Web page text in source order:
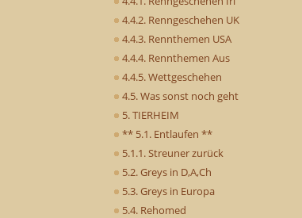
4.4.2. Renngeschehen UK
4.4.3. Rennthemen USA
4.4.4. Rennthemen Aus
4.4.5. Wettgeschehen
4.5. Was sonst noch geht
5. TIERHEIM
** 5.1. Entlaufen **
5.1.1. Streuner zurück
5.2. Greys in D,A,Ch
5.3. Greys in Europa
5.4. Rehomed